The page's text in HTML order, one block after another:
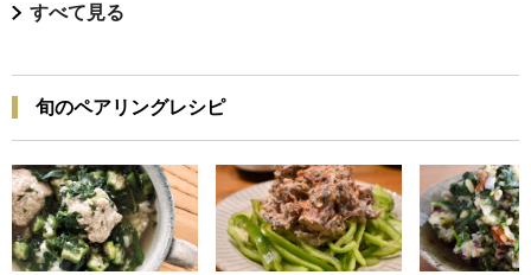
すべて見る
旬のペアリングレシピ